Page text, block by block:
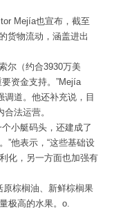
Mejía也宣布，截至
货物流动，涵盖进出
尔（约合3930万美
资金支持。”Mejía
调道。他还补充说，目
法运营。
小艇码头，还建成了
”他表示，“这些基础设
化，另一方面也加强有
棕榈油、新鲜棕榈果
极高的水果。o.